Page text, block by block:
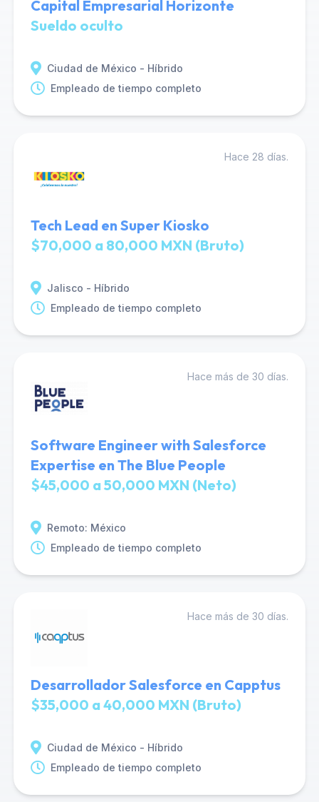
Capital Empresarial Horizonte
Sueldo oculto
Ciudad de México - Híbrido
Empleado de tiempo completo
Hace 28 días.
Tech Lead en Super Kiosko
$70,000 a 80,000 MXN (Bruto)
Jalisco - Híbrido
Empleado de tiempo completo
Hace más de 30 días.
Software Engineer with Salesforce
Expertise en The Blue People
$45,000 a 50,000 MXN (Neto)
Remoto: México
Empleado de tiempo completo
Hace más de 30 días.
Desarrollador Salesforce en Capptus
$35,000 a 40,000 MXN (Bruto)
Ciudad de México - Híbrido
Empleado de tiempo completo